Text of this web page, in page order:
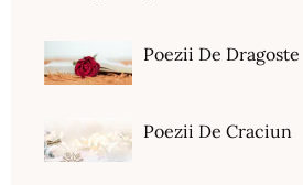
Poezii De Dragoste
Poezii De Craciun